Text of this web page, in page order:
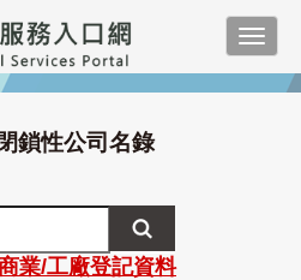
閉鎖性公司名錄
業/工廠登記資料